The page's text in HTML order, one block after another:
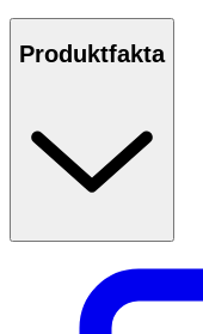
Produktfakta